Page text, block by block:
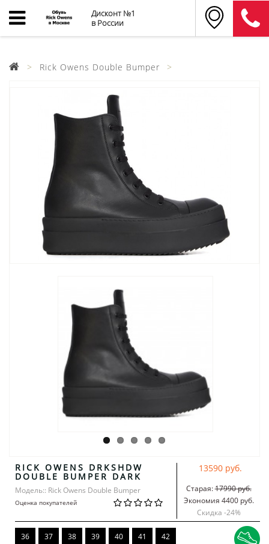
Дисконт №1
в России
Rick Owens Double Bumper
RICK OWENS DRKSHDW
DOUBLE BUMPER DARK
Модель:: Rick Owens Double Bumper
Оценка покупателей
13590 руб.
Старая:17990 руб.
Экономия 4400 руб.
Скидка -24%
36 37 38 39 40 41 42